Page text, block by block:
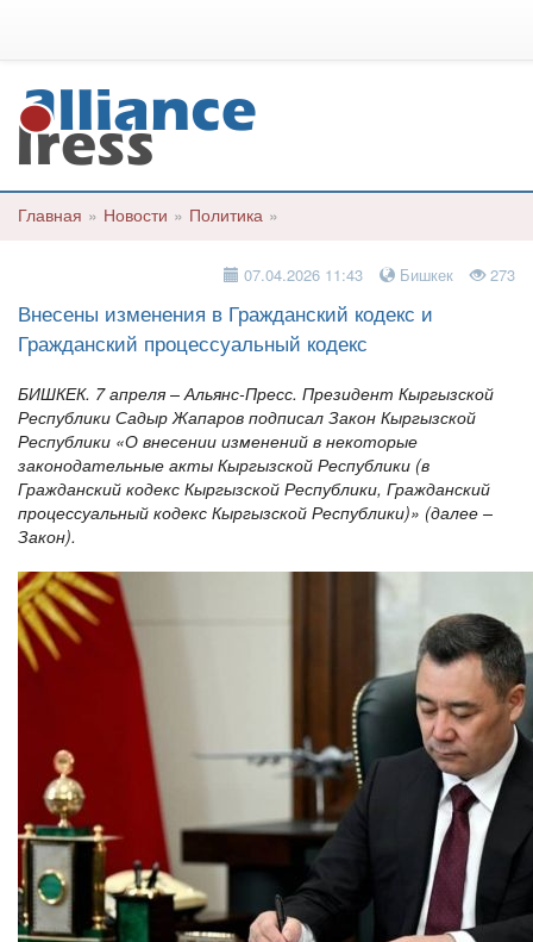
Главная » Новости » Политика »
07.04.2026 11:43 Бишкек 273
Внесены изменения в Гражданский кодекс и
Гражданский процессуальный кодекс
БИШКЕК. 7 апреля – Альянс-Пресс. Президент Кыргызской
Республики Садыр Жапаров подписал Закон Кыргызской
Республики «О внесении изменений в некоторые
законодательные акты Кыргызской Республики (в
Гражданский кодекс Кыргызской Республики, Гражданский
процессуальный кодекс Кыргызской Республики)» (далее –
Закон).